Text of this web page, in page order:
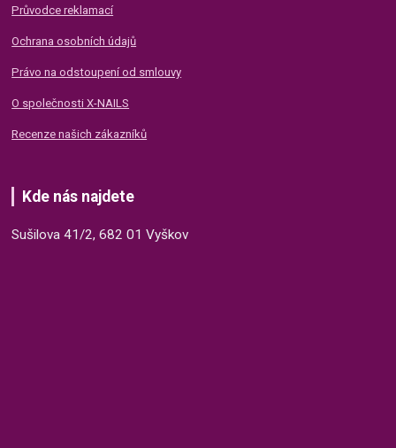
Průvodce reklamací
Ochrana osobních údajů
Právo na odstoupení od smlouvy
O společnosti X-NAILS
Recenze našich zákazníků
Kde nás najdete
Sušilova 41/2, 682 01 Vyškov